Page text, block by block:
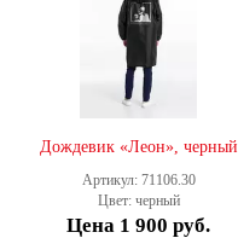
Дождевик «Леон», черный
Артикул: 71106.30
Цвет: черный
Цена 1 900 руб.